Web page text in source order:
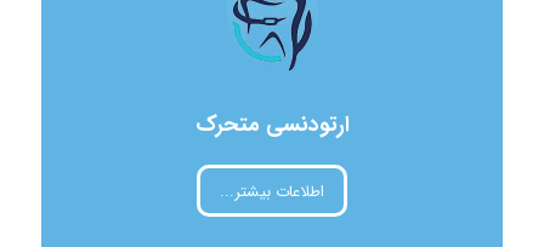
ارتودنسی متحرک
اطلاعات بیشتر...